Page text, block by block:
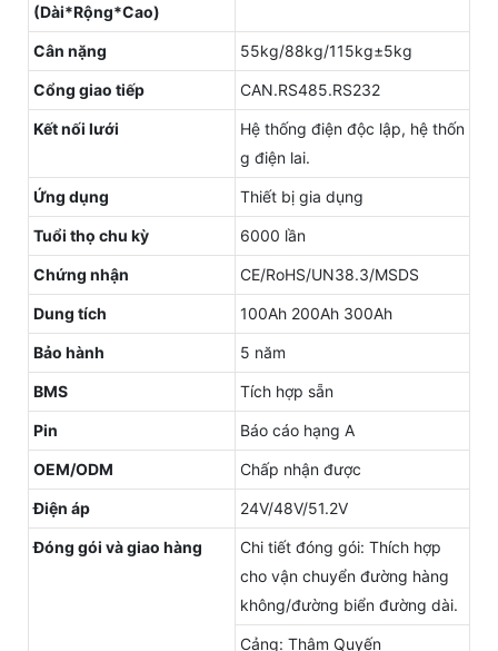
(Dài*Rộng*Cao)
Cân nặng 55kg/88kg/115kg±5kg
Cổng giao tiếp CAN.RS485.RS232
Kết nối lưới
Hệ thống điện độc lập, hệ thốn
g điện lai.
Ứng dụng Thiết bị gia dụng
Tuổi thọ chu kỳ 6000 lần
Chứng nhận CE/RoHS/UN38.3/MSDS
Dung tích 100Ah 200Ah 300Ah
Bảo hành 5 năm
BMS Tích hợp sẵn
Pin Báo cáo hạng A
OEM/ODM Chấp nhận được
Điện áp 24V/48V/51.2V
Đóng gói và giao hàng
Chi tiết đóng gói: Thích hợp
cho vận chuyển đường hàng
không/đường biển đường dài.
Cảng: Thâm Quyến